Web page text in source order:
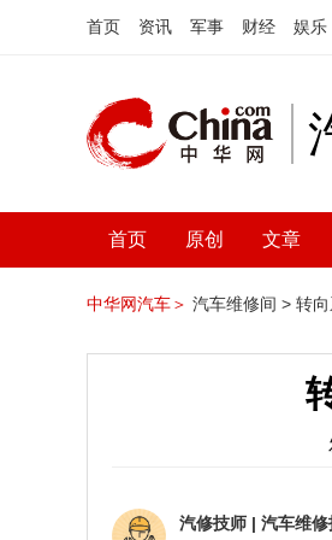
首页 资讯 军事 财经 娱乐
首页 原创 文章
中华网汽车＞ 汽车维修间 > 转
汽修技师 | 汽车维修